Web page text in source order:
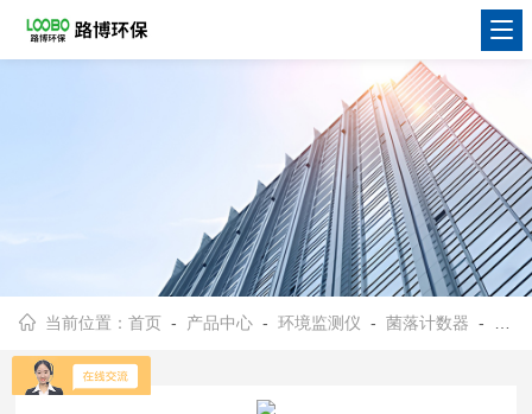
当前位置：首页 - 产品中心 -环境监测仪 -菌落计数器 - QXC-500全自动菌落计数器触摸操作使用方便